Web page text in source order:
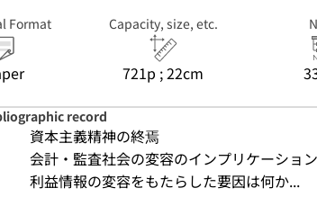
Format Capacity, size, etc.
721p ; 22cm
record
資本主義精神の終焉
会計・監査社会の変容のインプリケーション
利益情報の変容をもたらした要因は何か...